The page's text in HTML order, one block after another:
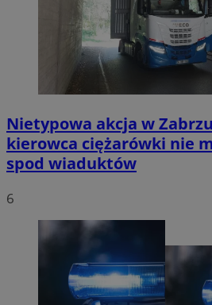
Nietypowa akcja w
kierowca ciężarówki nie
spod wiaduktów
6